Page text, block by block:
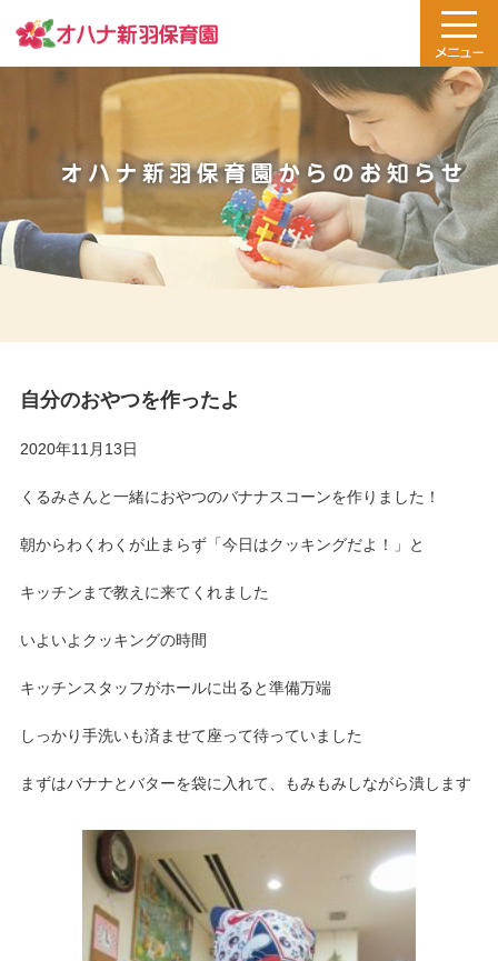
自分のおやつを作ったよ
2020年11月13日
くるみさんと一緒におやつのバナナスコーンを作りました！
朝からわくわくが止まらず「今日はクッキングだよ！」と
キッチンまで教えに来てくれました
いよいよクッキングの時間
キッチンスタッフがホールに出ると準備万端
しっかり手洗いも済ませて座って待っていました
まずはバナナとバターを袋に入れて、もみもみしながら潰します